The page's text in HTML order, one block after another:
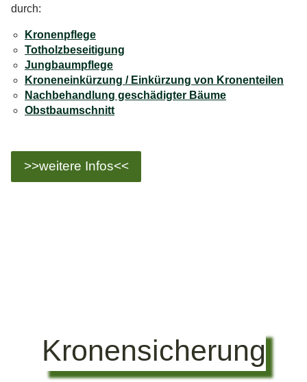
durch:
Kronenpflege
Totholzbeseitigung
Jungbaumpflege
Kroneneinkürzung / Einkürzung von Kronenteilen
Nachbehandlung geschädigter Bäume
Obstbaumschnitt
>>weitere Infos<<
Kronensicherung